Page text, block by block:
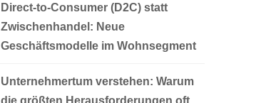
Direct-to-Consumer (D2C) statt
Zwischenhandel: Neue
Geschäftsmodelle im Wohnsegment
Unternehmertum verstehen: Warum
die größten Herausforderungen oft